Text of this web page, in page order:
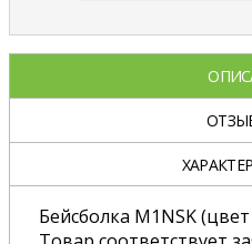
Бейсболка M1NSK